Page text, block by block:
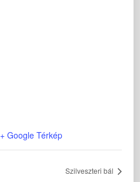
+ Google Térkép
Szilveszteri bál